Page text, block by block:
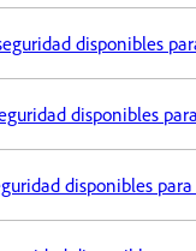
disponibles
disponibles
disponibles